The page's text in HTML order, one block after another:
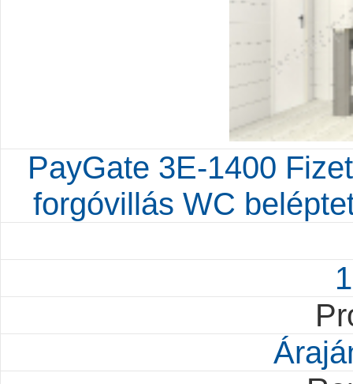
PayGate 3E-1400
forgóvillás WC